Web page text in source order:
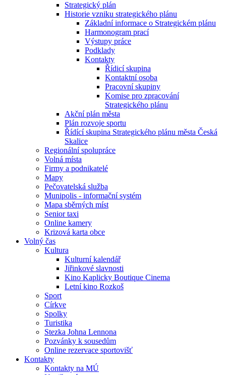
Strategický plán
Historie vzniku strategického plánu
Základní informace o Strategickém plánu
Harmonogram prací
Výstupy práce
Podklady
Kontakty
Řídicí skupina
Kontaktní osoba
Pracovní skupiny
Komise pro zpracování
Strategického plánu
Akční plán města
Plán rozvoje sportu
Řídící skupina Strategického plánu města Česká
Skalice
Regionální spolupráce
Volná místa
Firmy a podnikatelé
Mapy
Pečovatelská služba
Munipolis - informační systém
Mapa sběrných míst
Senior taxi
Online kamery
Krizová karta obce
Volný čas
Kultura
Kulturní kalendář
Jiřinkové slavnosti
Kino Kaplicky Boutique Cinema
Letní kino Rozkoš
Sport
Církve
Spolky
Turistika
Stezka Johna Lennona
Pozvánky k sousedům
Online rezervace sportovišť
Kontakty
Kontakty na MÚ